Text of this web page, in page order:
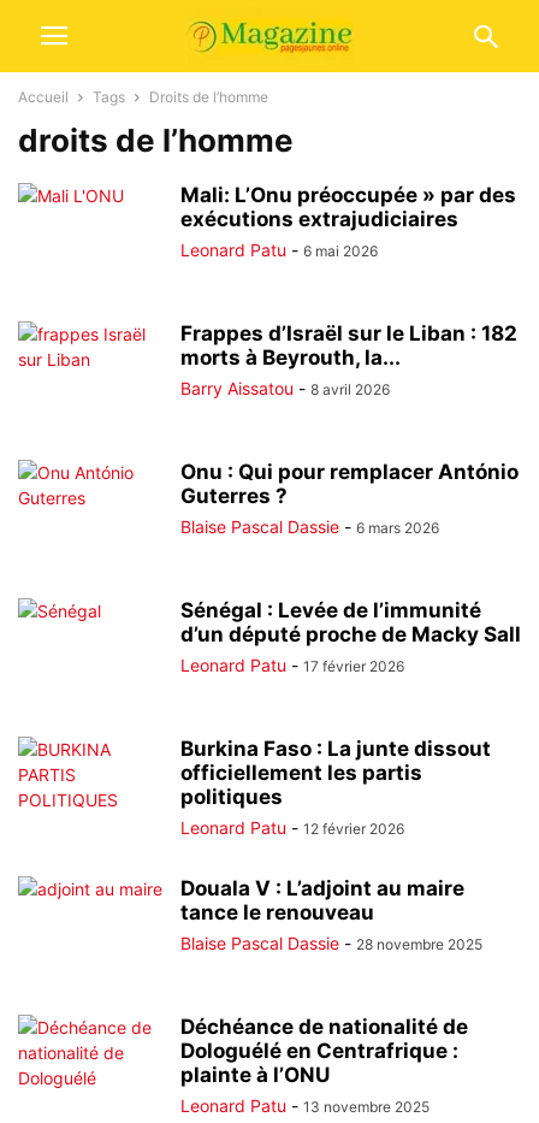
Accueil Tags Droits de l’homme
droits de l’homme
Mali: L’Onu préoccupée » par des
exécutions extrajudiciaires
Leonard Patu - 6 mai 2026
Frappes d’Israël sur le Liban : 182
morts à Beyrouth, la...
Barry Aissatou - 8 avril 2026
Onu : Qui pour remplacer António
Guterres ?
Blaise Pascal Dassie - 6 mars 2026
Sénégal : Levée de l’immunité
d’un député proche de Macky Sall
Leonard Patu - 17 février 2026
Burkina Faso : La junte dissout
officiellement les partis
politiques
Leonard Patu - 12 février 2026
Douala V : L’adjoint au maire
tance le renouveau
Blaise Pascal Dassie - 28 novembre 2025
Déchéance de nationalité de
Dologuélé en Centrafrique :
plainte à l’ONU
Leonard Patu - 13 novembre 2025